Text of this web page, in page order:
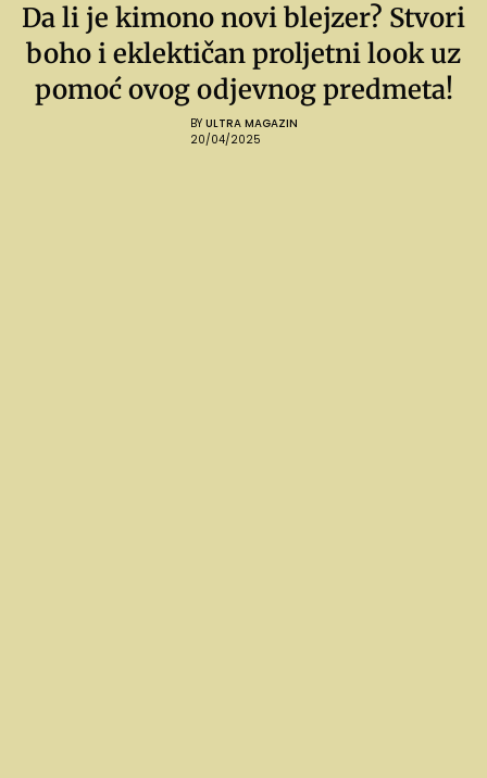
Da li je kimono novi blejzer? Stvori
boho i eklektičan proljetni look uz
pomoć ovog odjevnog predmeta!
BY ULTRA MAGAZIN
20/04/2025